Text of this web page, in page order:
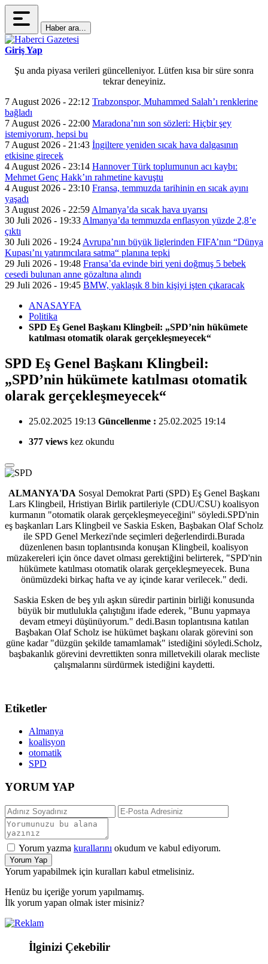
Haber ara...
Giriş Yap
Şu anda piyasa verileri güncelleniyor. Lütfen kısa bir süre sonra
tekrar deneyiniz.
7 August 2026 - 22:12 Trabzonspor, Muhammed Salah’ı renklerine
bağladı
7 August 2026 - 22:00 Maradona’nın son sözleri: Hiçbir şey
istemiyorum, hepsi bu
7 August 2026 - 21:43 İngiltere yeniden sıcak hava dalgasının
etkisine girecek
4 August 2026 - 23:14 Hannover Türk toplumunun acı kaybı:
Mehmet Genç Hakk’ın rahmetine kavuştu
4 August 2026 - 23:10 Fransa, temmuzda tarihinin en sıcak ayını
yaşadı
3 August 2026 - 22:59 Almanya’da sıcak hava uyarısı
30 Juli 2026 - 19:33 Almanya’da temmuzda enflasyon yüzde 2,8’e
çıktı
30 Juli 2026 - 19:24 Avrupa’nın büyük liglerinden FIFA’nın “Dünya
Kupası’nı yatırımcılara satma“ planına tepki
29 Juli 2026 - 19:48 Fransa’da evinde biri yeni doğmuş 5 bebek
cesedi bulunan anne gözaltına alındı
29 Juli 2026 - 19:45 BMW, yaklaşık 8 bin kişiyi işten çıkaracak
ANASAYFA
Politika
SPD Eş Genel Başkanı Klingbeil: „SPD’nin hükümete
katılması otomatik olarak gerçekleşmeyecek“
SPD Eş Genel Başkanı Klingbeil:
„SPD’nin hükümete katılması otomatik
olarak gerçekleşmeyecek“
25.02.2025 19:13 Güncellenme : 25.02.2025 19:14
377 views kez okundu
ALMANYA'DA Sosyal Demokrat Parti (SPD) Eş Genel Başkanı
Lars Klingbeil, Hristiyan Birlik partileriyle (CDU/CSU) koalisyon
kurmanın "otomatik olarak gerçekleşmeyeceğini" söyledi.SPD'nin
eş başkanları Lars Klingbeil ve Saskia Esken, Başbakan Olaf Scholz
ile SPD Genel Merkezi'nde seçimleri değerlendirdi.Burada
düzenlenen basın toplantısında konuşan Klingbeil, koalisyon
müzakereleri için önce davet olması gerektiğini belirterek, "SPD'nin
hükümete katılması otomatik olarak gerçekleşmeyecek. Buna
önümüzdeki birkaç hafta ve ay içinde karar verilecek." dedi.
Saskia Esken de beş yılı aşkın süredir partinin birliği konusunda
büyük bir mutlulukla çalıştığını ifade ederek, "Bunu yapmaya
devam etmeyi düşünüyorum." dedi.Basın toplantısına katılan
Başbakan Olaf Scholz ise hükümet başkanı olarak görevini son
güne kadar "düzgün şekilde tamamlamak" istediğini söyledi.Scholz,
başbakanlık görevini devrettikten sonra milletvekili olarak mecliste
çalışmalarını sürdürmek istediğini kaydetti.
Etiketler
Almanya
koalisyon
otomatik
SPD
YORUM YAP
Yorum yazma kurallarını okudum ve kabul ediyorum.
Yorum Yap
Yorum yapabilmek için kuralları kabul etmelisiniz.
Henüz bu içeriğe yorum yapılmamış.
İlk yorum yapan olmak ister misiniz?
İlginizi Çekebilir